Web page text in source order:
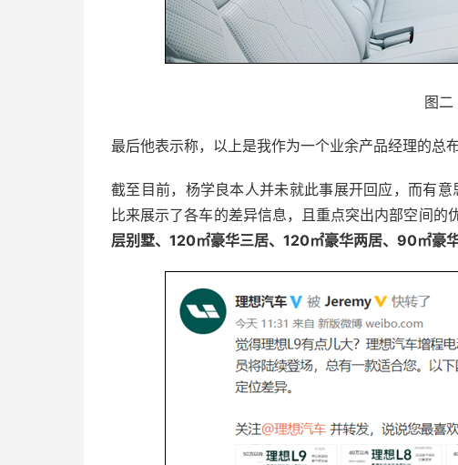
图二
最后他表示称，以上是我作为一个业余产品经理的总
截至目前，杨学良本人并未就此事展开回应，而有
比来展示了各车的差异信息，且重点突出内部空间的优
层别墅、120㎡豪华三居、120㎡豪华两居、90㎡豪华